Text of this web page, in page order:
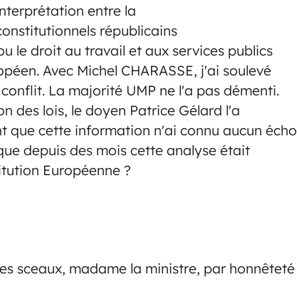
entre la
républicains
le droit au travail et aux services publics
Avec Michel CHARASSE, j'ai soulevé
La majorité UMP ne l'a pas démenti.
des lois, le doyen Patrice Gélard l'a
que cette information n'ai connu aucun écho
depuis des mois cette analyse était
Européenne ?
sceaux, madame la ministre, par honnêteté